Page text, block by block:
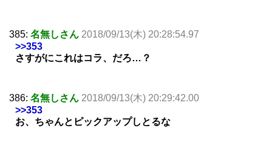
385: 名無しさん 2018/09/13(木) 20:28:54.97
>>353
さすがにこれはコラ、だろ…？
386: 名無しさん 2018/09/13(木) 20:29:42.00
>>353
お、ちゃんとピックアップしとるな